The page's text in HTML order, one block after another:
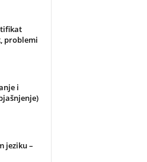
problemi
i
jeziku –